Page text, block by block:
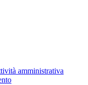
amministrativa